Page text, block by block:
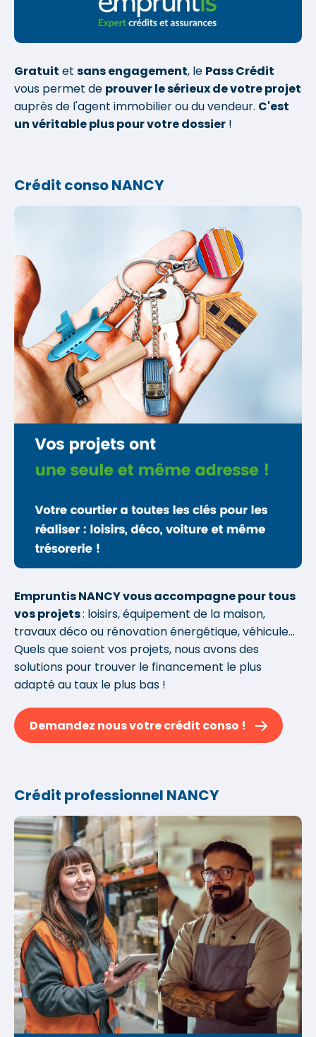
Gratuit et sans engagement, le Pass Crédit
vous permet de prouver le sérieux de votre projet
auprès de l'agent immobilier ou du vendeur. C'est
un véritable plus pour votre dossier !
Crédit conso NANCY
Empruntis NANCY vous accompagne pour tous
vos projets: loisirs, équipement de la maison,
travaux déco ou rénovation énergétique, véhicule...
Quels que soient vos projets, nous avons des
solutions pour trouver le financement le plus
adapté au taux le plus bas !
Demandez nous votre crédit conso !
Crédit professionnel NANCY